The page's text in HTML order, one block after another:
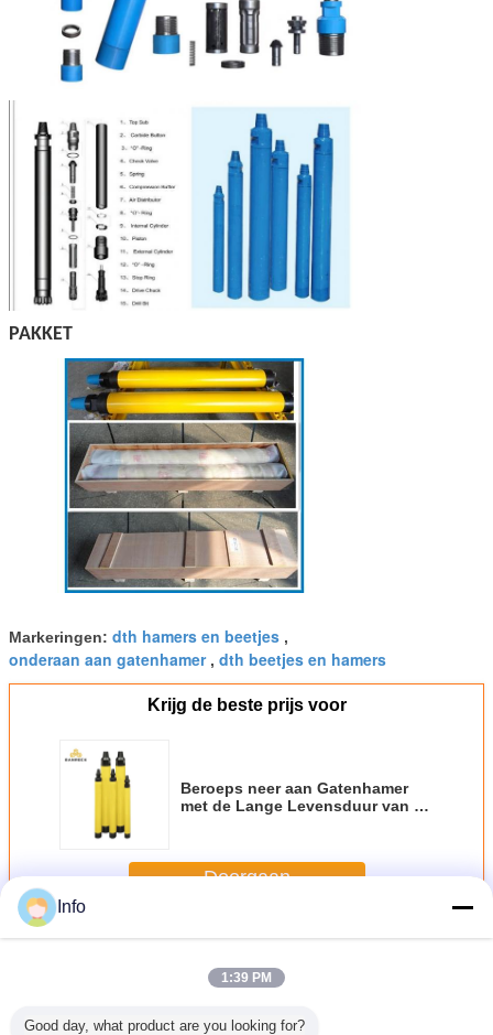
PAKKET
Markeringen: dth hamers en beetjes ,
onderaan aan gatenhamer, dth beetjes en hamers
Krijg de beste prijs voor
Beroeps neer aan Gatenhamer
met de Lange Levensduur van de
Doorgaan
MeerDth boringshulpmiddelen
Info
1:39 PM
Good day, what product are you looking for?